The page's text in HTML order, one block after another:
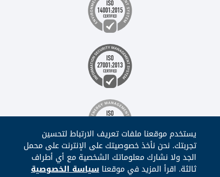
يستخدم موقعنا ملفات تعريف الارتباط لتحسين
تجربتك. نحن نأخذ خصوصيتك على الإنترنت على محمل
الجد ولا نشارك معلوماتك الشخصية مع أي أطراف
ثالثة. اقرأ المزيد في موقعناسياسة الخصوصية